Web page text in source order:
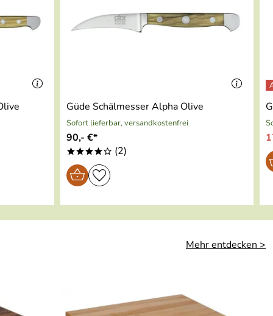
Güde Schälmesser Alpha Olive
Sofort lieferbar, versandkostenfrei
90,- €*
****o (2)
Mehr entdecken >